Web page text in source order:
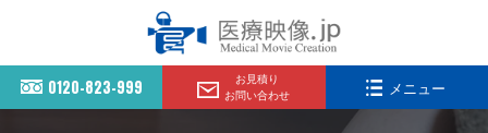
0120-823-999
お見積り
お問い合わせ
メニュー